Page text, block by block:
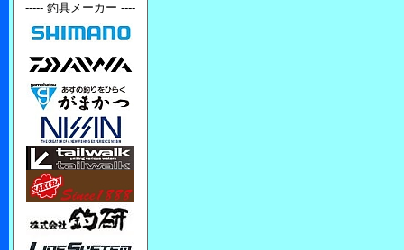
----- 釣具メーカー ----